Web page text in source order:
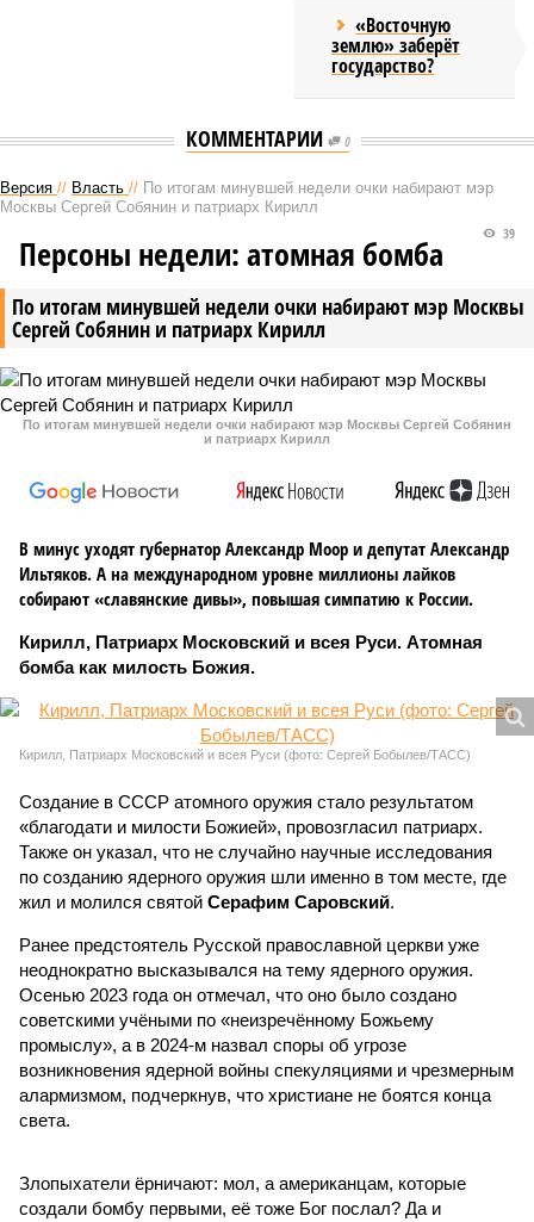
«Восточную
землю» заберёт
государство?
КОММЕНТАРИИ 0
Версия // Власть // По итогам минувшей недели очки набирают мэр
Москвы Сергей Собянин и патриарх Кирилл
По итогам минувшей недели очки набирают мэр Москвы
Сергей Собянин и патриарх Кирилл
39
Персоны недели: атомная бомба
По итогам минувшей недели очки набирают мэр Москвы Сергей Собянин
и патриарх Кирилл
В минус уходят губернатор Александр Моор и депутат Александр
Ильтяков. А на международном уровне миллионы лайков
собирают «славянские дивы», повышая симпатию к России.
Кирилл, Патриарх Московский и всея Руси. Атомная
бомба как милость Божия.
Кирилл, Патриарх Московский и всея Руси (фото: Сергей Бобылев/ТАСС)
Создание в СССР атомного оружия стало результатом
«благодати и милости Божией», провозгласил патриарх.
Также он указал, что не случайно научные исследования
по созданию ядерного оружия шли именно в том месте, где
жил и молился святой Серафим Саровский.
Ранее предстоятель Русской православной церкви уже
неоднократно высказывался на тему ядерного оружия.
Осенью 2023 года он отмечал, что оно было создано
советскими учёными по «неизречённому Божьему
промыслу», а в 2024-м назвал споры об угрозе
возникновения ядерной войны спекуляциями и чрезмерным
алармизмом, подчеркнув, что христиане не боятся конца
света.
Злопыхатели ёрничают: мол, а американцам, которые
создали бомбу первыми, её тоже Бог послал? Да и